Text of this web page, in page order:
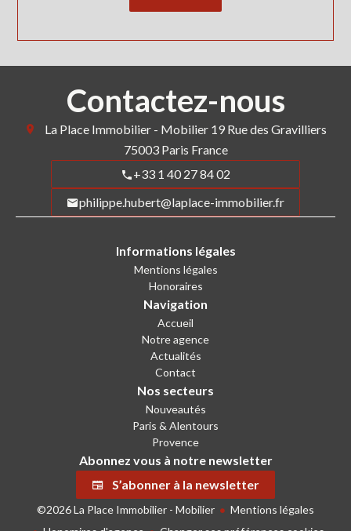
Contactez-nous
La Place Immobilier - Mobilier 19 Rue des Gravilliers
75003Paris France
+33 1 40 27 84 02
philippe.hubert@laplace-immobilier.fr
Informations légales
Mentions légales
Honoraires
Navigation
Accueil
Notre agence
Actualités
Contact
Nos secteurs
Nouveautés
Paris & Alentours
Provence
Abonnez vous à notre newsletter
S’abonner à la newsletter
©2026 La Place Immobilier - Mobilier
Mentions légales